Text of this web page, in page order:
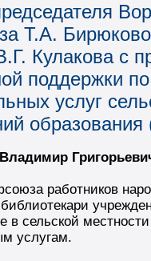
Т.А.
Кулакова с
поддержки
услуг
работников
сельской
услугам.